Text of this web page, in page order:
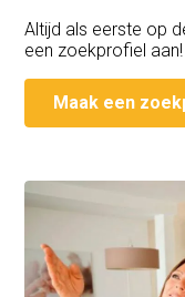
Altijd als eerste op
een zoekprofiel aan!
Maak een